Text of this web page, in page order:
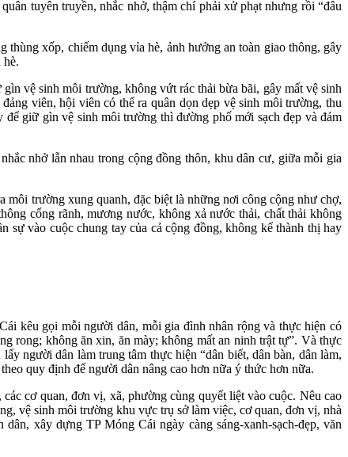
tuyên truyền, nhắc nhở, thậm chí phải xử phạt nhưng rồi “đâu
xốp, chiếm dụng vỉa hè, ảnh hưởng an toàn giao thông, gây
vệ sinh môi trường, không vứt rác thải bừa bãi, gây mất vệ sinh
viên, hội viên có thể ra quân dọn dẹp vệ sinh môi trường, thu
giữ gìn vệ sinh môi trường thì đường phố mới sạch đẹp và đảm
nhở lẫn nhau trong cộng đồng thôn, khu dân cư, giữa mỗi gia
trường xung quanh, đặc biệt là những nơi công cộng như chợ,
cống rãnh, mương nước, không xả nước thải, chất thải không
vào cuộc chung tay của cả cộng đồng, không kể thành thị hay
kêu gọi mỗi người dân, mỗi gia đình nhân rộng và thực hiện có
rong; không ăn xin, ăn mày; không mất an ninh trật tự”. Và thực
người dân làm trung tâm thực hiện “dân biết, dân bàn, dân làm,
quy định để người dân nâng cao hơn nữa ý thức hơn nữa.
cơ quan, đơn vị, xã, phường cùng quyết liệt vào cuộc. Nêu cao
vệ sinh môi trường khu vực trụ sở làm việc, cơ quan, đơn vị, nhà
xây dựng TP Móng Cái ngày càng sáng-xanh-sạch-đẹp, văn